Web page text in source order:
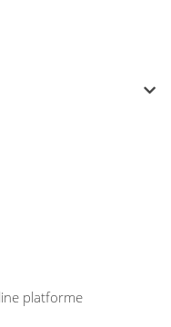
platforme